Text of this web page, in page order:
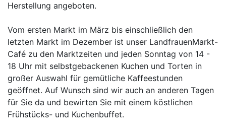
Herstellung angeboten.
Vom ersten Markt im März bis einschließlich den
letzten Markt im Dezember ist unser LandfrauenMarkt-
Café zu den Marktzeiten und jeden Sonntag von 14 -
18 Uhr mit selbstgebackenen Kuchen und Torten in
großer Auswahl für gemütliche Kaffeestunden
geöffnet. Auf Wunsch sind wir auch an anderen Tagen
für Sie da und bewirten Sie mit einem köstlichen
Frühstücks- und Kuchenbuffet.